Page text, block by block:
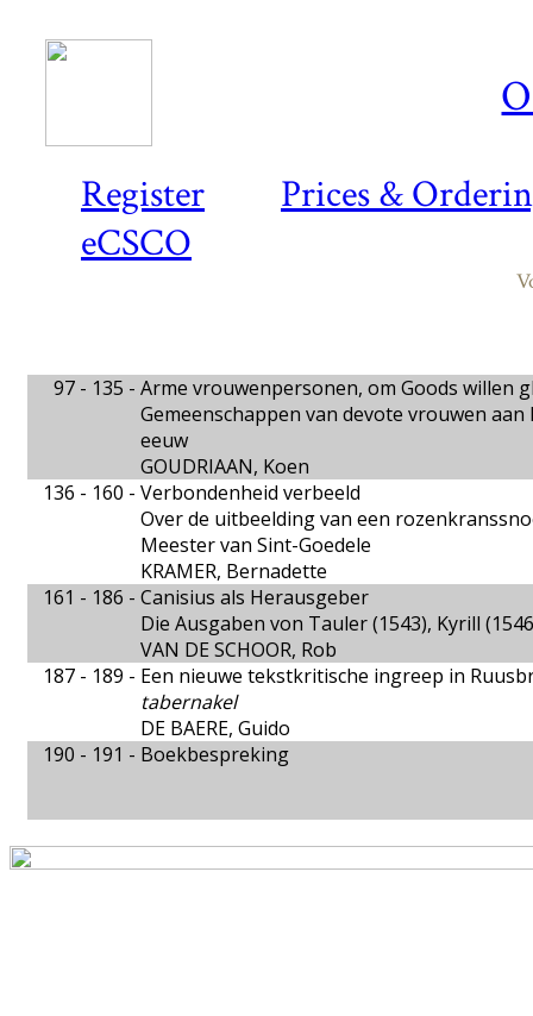
Register
Prices &
eCSCO
97 - 135 - Arme vrouwenpersonen, om Goods willen
Gemeenschappen van devote vrouwen
eeuw
GOUDRIAAN, Koen
136 - 160 - Verbondenheid verbeeld
Over de uitbeelding van een
Meester van Sint-Goedele
KRAMER, Bernadette
161 - 186 - Canisius als Herausgeber
Die Ausgaben von Tauler (1543), Kyrill
VAN DE SCHOOR, Rob
187 - 189 - Een nieuwe tekstkritische ingreep in
tabernakel
DE BAERE, Guido
190 - 191 - Boekbespreking